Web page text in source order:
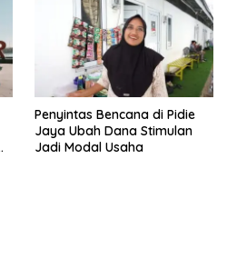
Penyintas Bencana di Pidie
Jaya Ubah Dana Stimulan
Jadi Modal Usaha